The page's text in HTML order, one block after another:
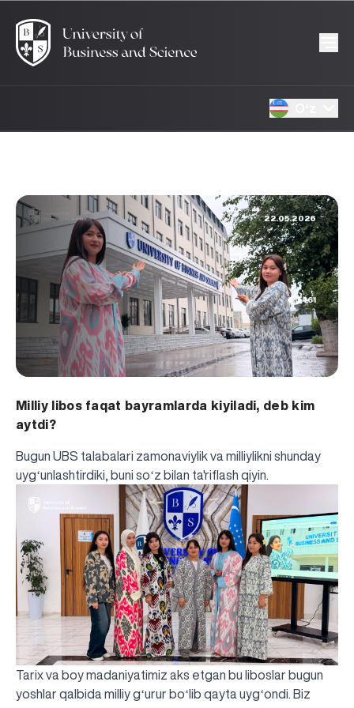
22.05.2026
461
Milliy libos faqat bayramlarda kiyiladi, deb kim
aytdi?
Bugun UBS talabalari zamonaviylik va milliylikni shunday
uygʻunlashtirdiki, buni soʻz bilan ta'riflash qiyin.
Tarix va boy madaniyatimiz aks etgan bu liboslar bugun
yoshlar qalbida milliy gʻurur boʻlib qayta uygʻondi. Biz